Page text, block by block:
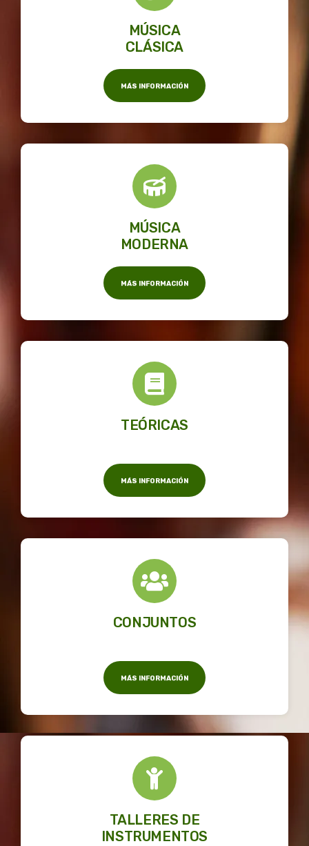
MÚSICA
CLÁSICA
MÁS INFORMACIÓN
MÚSICA
MODERNA
MÁS INFORMACIÓN
TEÓRICAS
MÁS INFORMACIÓN
CONJUNTOS
MÁS INFORMACIÓN
TALLERES DE
INSTRUMENTOS